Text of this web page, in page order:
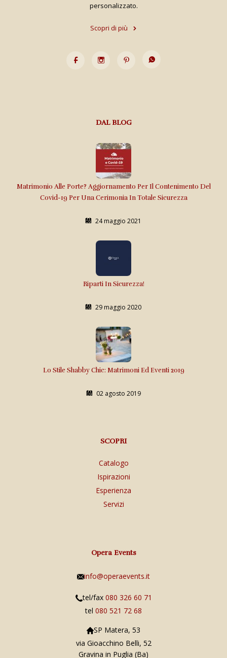
personalizzato.
Scopri di più
DAL BLOG
Matrimonio Alle Porte? Aggiornamento Per Il Contenimento Del
Covid-19 Per Una Cerimonia In Totale Sicurezza
24 maggio 2021
Riparti In Sicurezza!
29 maggio 2020
Lo Stile Shabby Chic: Matrimoni Ed Eventi 2019
02 agosto 2019
SCOPRI
Catalogo
Ispirazioni
Esperienza
Servizi
Opera Events
info@operaevents.it
tel/fax 080 326 60 71
tel 080 521 72 68
SP Matera, 53
via Gioacchino Belli, 52
Gravina in Puglia (Ba)